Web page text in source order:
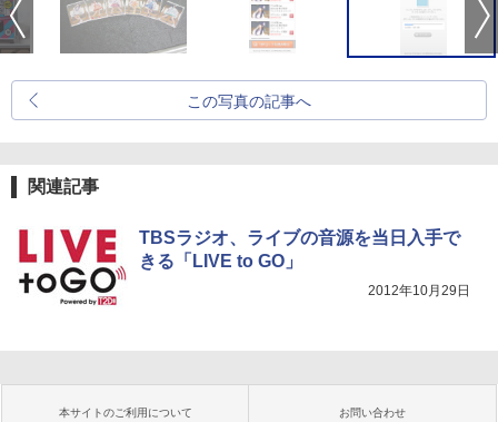
この写真の記事へ
関連記事
TBSラジオ、ライブの音源を当日入手で
きる「LIVE to GO」
2012年10月29日
本サイトのご利用について お問い合わせ